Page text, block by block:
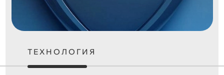
ТЕХНОЛОГИЯ